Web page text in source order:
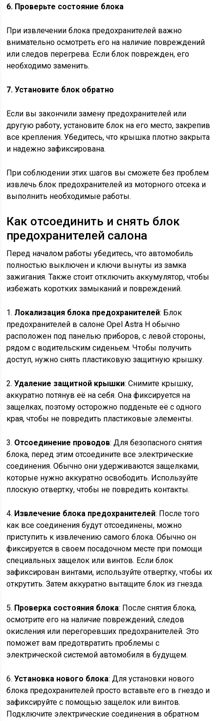
6. Проверьте состояние блока
При извлечении блока предохранителей важно
внимательно осмотреть его на наличие повреждений
или следов перегрева. Если блок поврежден, его
необходимо заменить.
7. Установите блок обратно
Если вы закончили замену предохранителей или
другую работу, установите блок на его место, закрепив
все крепления. Убедитесь, что крышка плотно закрыта
и надежно зафиксирована.
При соблюдении этих шагов вы сможете без проблем
извлечь блок предохранителей из моторного отсека и
выполнить необходимые работы.
Как отсоединить и снять блок
предохранителей салона
Перед началом работы убедитесь, что автомобиль
полностью выключен и ключи вынуты из замка
зажигания. Также стоит отключить аккумулятор, чтобы
избежать коротких замыканий и повреждений.
1. Локализация блока предохранителей: Блок
предохранителей в салоне Opel Astra H обычно
расположен под панелью приборов, с левой стороны,
рядом с водительским сиденьем. Чтобы получить
доступ, нужно снять пластиковую защитную крышку.
2.Удаление защитной крышки: Снимите крышку,
аккуратно потянув её на себя. Она фиксируется на
защелках, поэтому осторожно подденьте её с одного
края, чтобы не повредить пластиковые элементы.
3. Отсоединение проводов: Для безопасного снятия
блока, перед этим отсоедините все электрические
соединения. Обычно они удерживаются защелками,
которые нужно аккуратно освободить. Используйте
плоскую отвертку, чтобы не повредить контакты.
4. Извлечение блока предохранителей: После того
как все соединения будут отсоединены, можно
приступить к извлечению самого блока. Обычно он
фиксируется в своем посадочном месте при помощи
специальных защелок или винтов. Если блок
зафиксирован винтами, используйте отвертку, чтобы их
открутить. Затем аккуратно вытащите блок из гнезда.
5. Проверка состояния блока: После снятия блока,
осмотрите его на наличие повреждений, следов
окисления или перегоревших предохранителей. Это
поможет вам предотвратить проблемы с
электрической системой автомобиля в будущем.
6.Установка нового блока: Для установки нового
блока предохранителей просто вставьте его в гнездо и
зафиксируйте с помощью защелок или винтов.
Подключите электрические соединения в обратном